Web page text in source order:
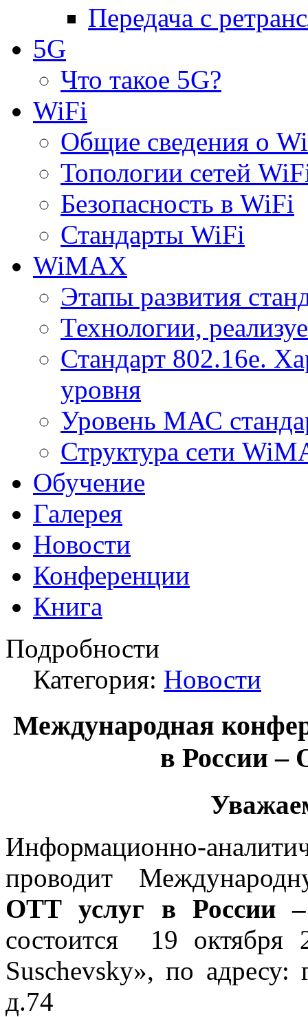
Передача с
5G
Что такое 5G?
WiFi
Общие сведения о
Топологии сетей
Безопасность в WiFi
Стандарты WiFi
WiMAX
Этапы развития
Технологии,
Стандарт 802.16е.
уровня
Уровень МАС
Структура сети
Обучение
Галерея
Новости
Конференции
Книга
Подробности
Категория: Новости
Международная
в России –
Информационно-
проводит
ОТТ услуг в России
состоится 19 октября
Suschevsky», по
д.74